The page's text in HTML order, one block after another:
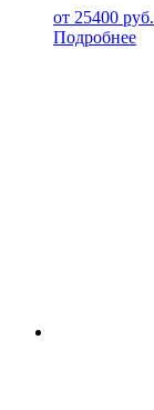
от 25400 руб.
Подробнее